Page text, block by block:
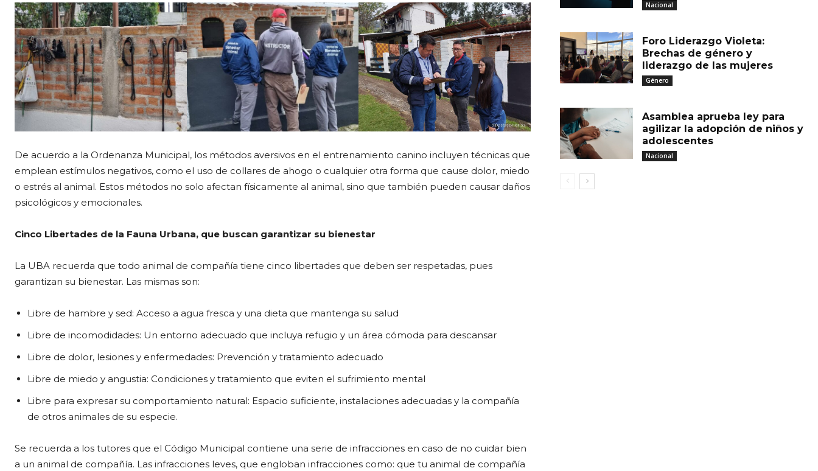
De acuerdo a la Ordenanza Municipal, los métodos aversivos en el entrenamiento canino incluyen técnicas que
emplean estímulos negativos, como el uso de collares de ahogo o cualquier otra forma que cause dolor, miedo
o estrés al animal. Estos métodos no solo afectan físicamente al animal, sino que también pueden causar daños
psicológicos y emocionales.
Cinco Libertades de la Fauna Urbana, que buscan garantizar su bienestar
La UBA recuerda que todo animal de compañía tiene cinco libertades que deben ser respetadas, pues
garantizan su bienestar. Las mismas son:
Libre de hambre y sed: Acceso a agua fresca y una dieta que mantenga su salud
Libre de incomodidades: Un entorno adecuado que incluya refugio y un área cómoda para descansar
Libre de dolor, lesiones y enfermedades: Prevención y tratamiento adecuado
Libre de miedo y angustia: Condiciones y tratamiento que eviten el sufrimiento mental
Libre para expresar su comportamiento natural: Espacio suficiente, instalaciones adecuadas y la compañía
de otros animales de su especie.
Se recuerda a los tutores que el Código Municipal contiene una serie de infracciones en caso de no cuidar bien
a un animal de compañía. Las infracciones leves, que engloban infracciones como: que tu animal de compañía
Nacional
Foro Liderazgo Violeta:
Brechas de género y
liderazgo de las mujeres
Género
Asamblea aprueba ley para
agilizar la adopción de niños y
adolescentes
Nacional